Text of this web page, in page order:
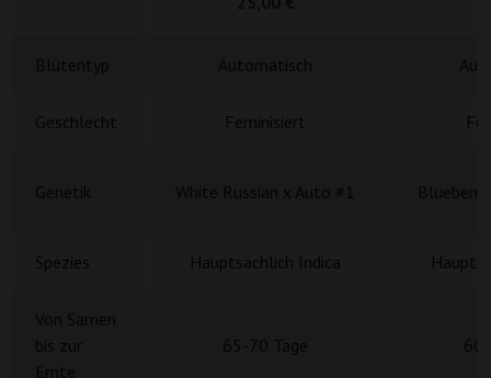
Geschlecht Feminisiert
Spezies Hauptsächlich Indica